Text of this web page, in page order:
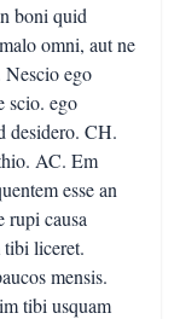
boni quid
omni, aut ne
ego
scio. ego
desidero. CH.
AC. Em
esse an
causa
tibi liceret.
mensis.
tibi usquam